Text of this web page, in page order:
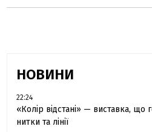
НОВИНИ
22:24
«Колір відстані» — виставка,
нитки та лінії